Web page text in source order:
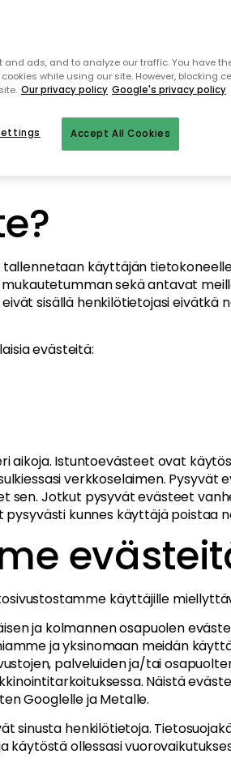
viestintää koskevan
verkkosivustolla on
käyttäjän
sekä antavat
sisällä henkilötietojasi eivätkä
evästeitä:
aikoja. Istuntoevästeet ovat
verkkoselaimen. Pysyvät
sen. Jotkut pysyvät evästeet
kunnes käyttäjä poistaa
käyttäjille
ja kolmannen osapuolen
ja yksinomaan meidän
palveluiden ja/tai
Näistä
Googlelle ja Metalle.
sinusta henkilötietoja.
käytöstä ollessasi
and ads, and to analyze our traffic. You have
while using our site. However, blocking
Our privacy policy Google's privacy policy
Accept All Cookies